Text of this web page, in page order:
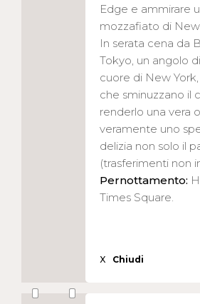
Edge e ammirare
mozzafiato di New
In serata cena da
Tokyo, un angolo
cuore di New
che sminuzzano il
renderlo una vera
veramente uno
delizia non solo il
(trasferimenti non
Pernottamento:
Times Square.
X Chiudi